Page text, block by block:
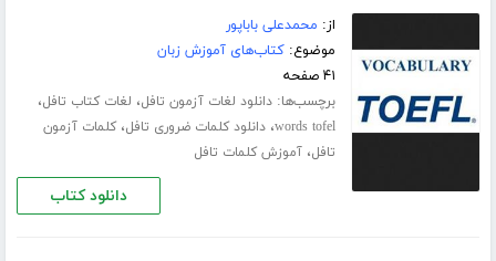
از: محمدعلی باباپور
موضوع:کتاب‌های آموزش زبان
۴۱ صفحه
برچسب‌ها:دانلود لغات آزمون تافل، لغات کتاب تافل،
words tofel،دانلود کلمات ضروری تافل،کلمات آزمون
تافل،آموزش کلمات تافل
دانلود کتاب